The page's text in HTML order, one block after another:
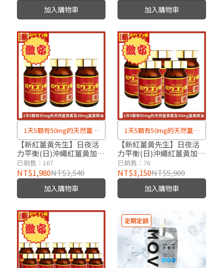
加入購物車 加入購物車
1天5顆有50mg的天然薑黃
素及30mg薑黃精油
【新紅薑黃先生】日夜活
力平衡(日)沖繩紅薑黃加強
版x3瓶(100顆/瓶)
已銷售：167
NT$1,980NT$3,540
加入購物車
1天5顆有50mg的天然薑黃
素及30mg薑黃精油
【新紅薑黃先生】日夜活
力平衡(日)沖繩紅薑黃加強
版x5瓶(100顆/瓶)
已銷售：76
NT$3,150NT$5,900
加入購物車
定期定額